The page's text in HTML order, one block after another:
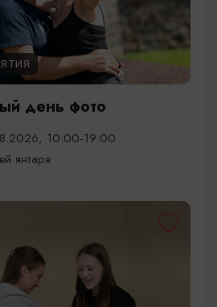
день фото
10:00-19:00
янтаря